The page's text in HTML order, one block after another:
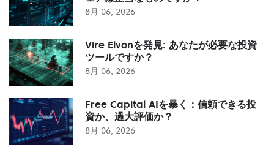
8月 06, 2026
Vire Elvonを発見: あなたが必要な投資
ツールですか？
8月 06, 2026
Free Capital AIを暴く：信頼できる投
資か、過大評価か？
8月 06, 2026